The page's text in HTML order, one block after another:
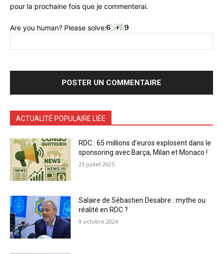
pour la prochaine fois que je commenterai.
Are you human? Please solve:
ACTUALITÉ POPULAIRE LIÉE
RDC : 65 millions d’euros explosent dans le
sponsoring avec Barça, Milan et Monaco !
23 juillet 2025
Salaire de Sébastien Desabre : mythe ou
réalité en RDC ?
9 octobre 2024